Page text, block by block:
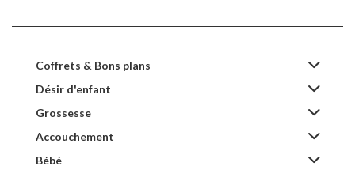
Coffrets & Bons plans
Désir d'enfant
Grossesse
Accouchement
Bébé